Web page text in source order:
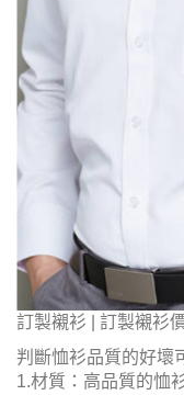
訂製襯衫 | 訂製襯衫
判斷恤衫品質的好壞
1.材質：高品質的恤